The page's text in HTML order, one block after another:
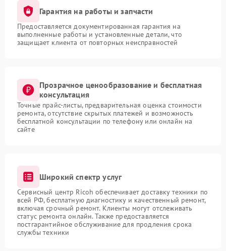
Гарантия на работы и запчасти
Предоставляется документированная гарантия на
выполненные работы и установленные детали, что
защищает клиента от повторных неисправностей
Прозрачное ценообразование и бесплатная
консультация
Точные прайс-листы, предварительная оценка стоимости
ремонта, отсутствие скрытых платежей и возможность
бесплатной консультации по телефону или онлайн на
сайте
Широкий спектр услуг
Сервисный центр Ricoh обеспечивает доставку техники по
всей РФ, бесплатную диагностику и качественный ремонт,
включая срочный ремонт. Клиенты могут отслеживать
статус ремонта онлайн. Также предоставляется
постгарантийное обслуживание для продления срока
службы техники